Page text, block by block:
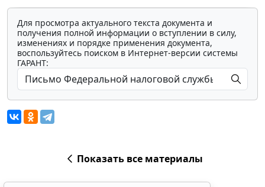
Для просмотра актуального текста документа и
получения полной информации о вступлении в силу,
изменениях и порядке применения документа,
воспользуйтесь поиском в Интернет-версии системы
ГАРАНТ:
Показать все материалы